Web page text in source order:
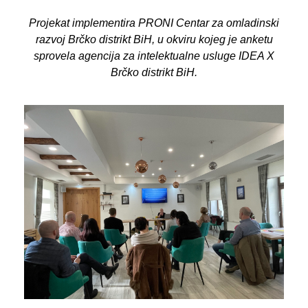
Projekat implementira PRONI Centar za omladinski
razvoj Brčko distrikt BiH, u okviru kojeg je anketu
sprovela agencija za intelektualne usluge IDEA X
Brčko distrikt BiH.